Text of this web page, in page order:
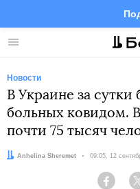
Меню
Новости
В Украине за
больных ковидом.
почти 75 тысяч
Автор:
Anhelina Sheremet Дата:
09:05, 12